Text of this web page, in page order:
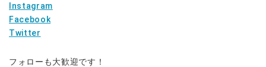
Instagram
Facebook
Twitter
フォローも大歓迎です！